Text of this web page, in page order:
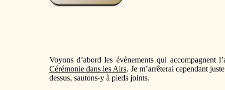
Voyons d’abord les évènements qui accompagnent
Cérémonie dans les Airs. Je m’arrêterai cependant
dessus, sautons-y à pieds joints.